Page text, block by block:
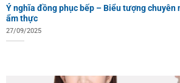
Ý nghĩa đồng phục bếp – Biểu tượng chuyên
ẩm thực
27/09/2025